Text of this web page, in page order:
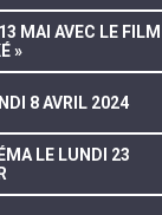
MAI AVEC LE FILM
»
8 AVRIL 2024
LE LUNDI 23